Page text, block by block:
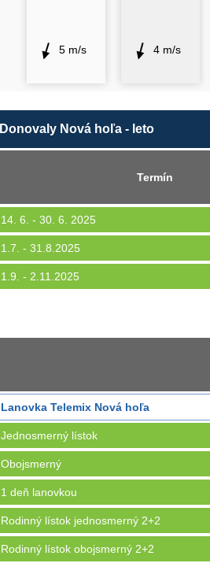
5 m/s 4 m/s
Donovaly Nová hoľa - leto
Termín
14. 6. - 30. 6. 2025
1.7. - 31.8.2025
1.9. - 2.11.2025
Lanovka Telemix Nová hoľa
Jednosmerný lístok
Obojsmerný
1 deň lanovkou
Rodinný lístok jednosmerný 2+2
Rodinný lístok obojsmerný 2+2